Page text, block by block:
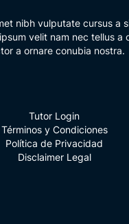
nibh vulputate cursus a
velit nam nec tellus a
a ornare conubia nostra.
Tutor Login
Términos y Condiciones
Política de Privacidad
Disclaimer Legal